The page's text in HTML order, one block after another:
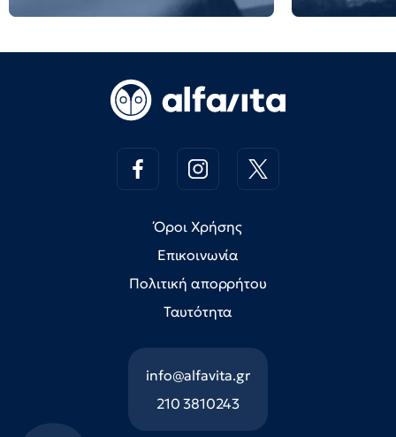
Όροι Χρήσης
Επικοινωνία
Πολιτική απορρήτου
Ταυτότητα
info@alfavita.gr
210 3810243